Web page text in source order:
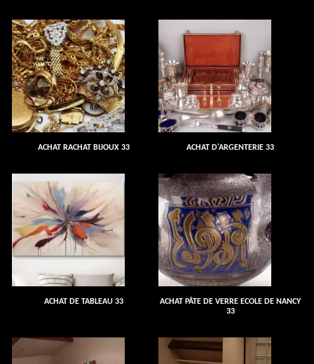
ACHAT RACHAT BIJOUX 33 ACHAT D'ARGENTERIE 33
ACHAT DE TABLEAU 33
ACHAT PÂTE DE VERRE ECOLE DE NANCY
33